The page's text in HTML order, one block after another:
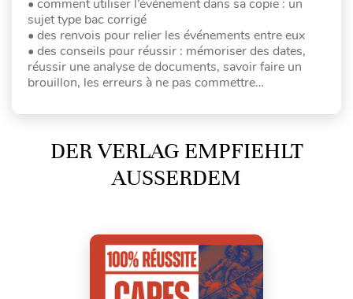
• comment utiliser l’événement dans sa copie : un
sujet type bac corrigé
• des renvois pour relier les événements entre eux
• des conseils pour réussir : mémoriser des dates,
réussir une analyse de documents, savoir faire un
brouillon, les erreurs à ne pas commettre…
DER VERLAG EMPFIEHLT
AUSSERDEM